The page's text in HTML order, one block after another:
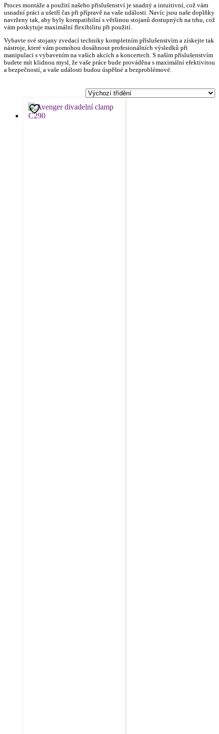
Proces montáže a použití našeho příslušenství je snadný a intuitivní, což vám
usnadní práci a ušetří čas při přípravě na vaše události. Navíc jsou naše doplňky
navrženy tak, aby byly kompatibilní s většinou stojanů dostupných na trhu, což
vám poskytuje maximální flexibilitu při použití.
Vybavte své stojany zvedací techniky kompletním příslušenstvím a získejte tak
nástroje, které vám pomohou dosáhnout profesionálních výsledků při
manipulaci s vybavením na vašich akcích a koncertech. S naším příslušenstvím
budete mít klidnou mysl, že vaše práce bude prováděna s maximální efektivitou
a bezpečností, a vaše události budou úspěšné a bezproblémové.